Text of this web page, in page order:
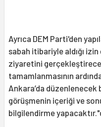
Ayrıca DEM Parti'den
sabah itibariyle aldığı
ziyaretini
tamamlanmasının
Ankara’da düzenlenecek
görüşmenin içeriği ve
bilgilendirme